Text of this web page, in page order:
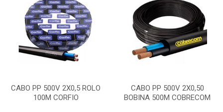
CABO PP 500V 2X0,5 ROLO
100M CORFIO
CABO PP 500V 2X0,50
BOBINA 500M COBRECOM